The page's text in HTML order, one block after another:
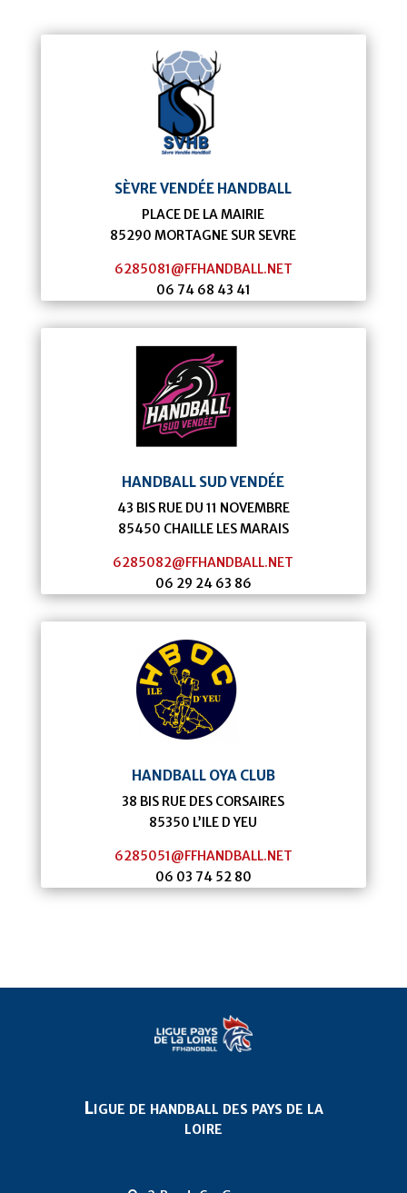
SÈVRE VENDÉE HANDBALL
PLACE DE LA MAIRIE
85290 MORTAGNE SUR SEVRE
6285081@FFHANDBALL.NET
06 74 68 43 41
HANDBALL SUD VENDÉE
43 BIS RUE DU 11 NOVEMBRE
85450 CHAILLE LES MARAIS
6285082@FFHANDBALL.NET
06 29 24 63 86
HANDBALL OYA CLUB
38 BIS RUE DES CORSAIRES
85350 L’ILE D YEU
6285051@FFHANDBALL.NET
06 03 74 52 80
Ligue de handball des pays de la
loire